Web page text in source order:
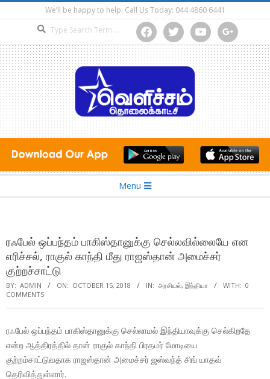
to
We’ll be happy to help. Call Us Today: 044 4860 6441
facebooktwitter youtube google
Menu
ரஃபேல் ஒப்பந்தம் பாகிஸ்தானுக்கு செல்லவில்லையே என
எரிச்சல், ராகுல் காந்தி மீது ராஜஸ்தான் அமைச்சர்
குற்றச்சாட்டு
BY: ADMIN ON: OCTOBER 15, 2018 IN: அரசியல், இந்தியா WITH: 0
COMMENTS
ரஃபேல் ஒப்பந்தம் பாகிஸ்தானுக்கு செல்லாமல் இந்தியாவுக்கு செல்கிறதே
என்ற ஆத்திரத்தில் தான் ராகுல் காந்தி பிரதமர் மோடியை
குற்றம்சாட்டுவதாக ராஜஸ்தான் அமைச்சர் ஜஸ்வந்த் சிங் யாதவ்
தெரிவித்துள்ளார்.